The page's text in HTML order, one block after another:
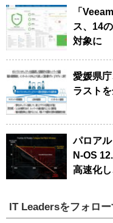
「
ス、14
対象に
愛媛県
ラスト
パロア
N-OS
高速化
IT Leadersをフォロー